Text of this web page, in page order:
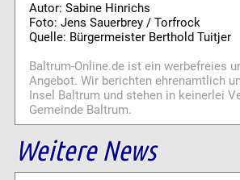
Autor: Sabine Hinrichs
Foto: Jens Sauerbrey / Torfrock
Quelle: Bürgermeister Berthold Tuitjer
Baltrum-Online.de ist ein werbefreies
Angebot. Wir berichten ehrenamtlich
Insel Baltrum und stehen in keinerlei
Gemeinde Baltrum.
Weitere News